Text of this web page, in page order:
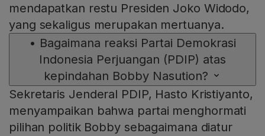
mendapatkan restu Presiden Joko Widodo,
yang sekaligus merupakan mertuanya.
• Bagaimana reaksi Partai Demokrasi
Indonesia Perjuangan (PDIP) atas
kepindahan Bobby Nasution?
Sekretaris Jenderal PDIP, Hasto Kristiyanto,
menyampaikan bahwa partai menghormati
pilihan politik Bobby sebagaimana diatur